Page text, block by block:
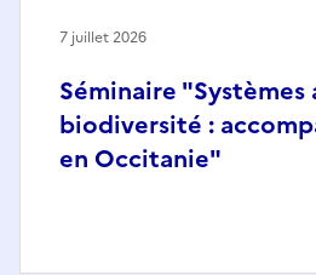
Séminaire
biodiversité :
en Occitanie"
7 juillet 2026